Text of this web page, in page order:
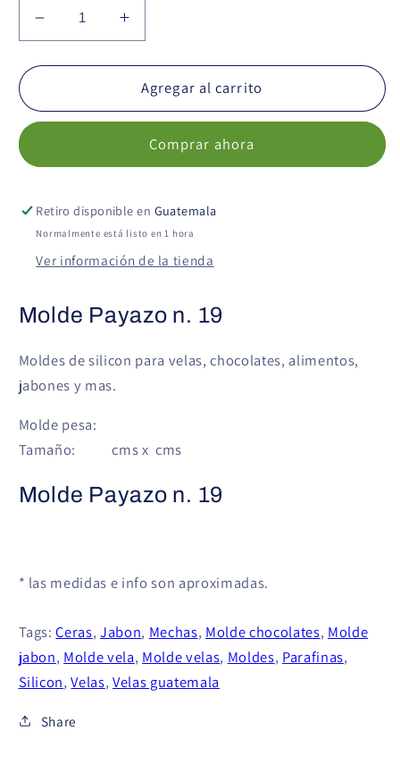
Reducir
cantidad
para
Payazo
n.
Aumentar
cantidad
para
Molde
Payazo
Agregar al carrito
Comprar ahora
Retiro disponible en Guatemala
Normalmente está listo en 1 hora
Ver información de la tienda
Molde Payazo n. 19
Moldes de silicon para velas, chocolates, alimentos,
jabones y mas.
Molde pesa:
Tamaño: cms x cms
Molde Payazo n. 19
* las medidas e info son aproximadas.
Tags:Ceras,Jabon, Mechas, Molde chocolates, Molde
jabon, Molde vela, Molde velas, Moldes, Parafinas,
Silicon,Velas,Velas guatemala
Share